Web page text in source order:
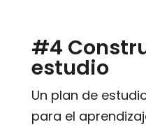
#4
estudio
Un plan de
para el